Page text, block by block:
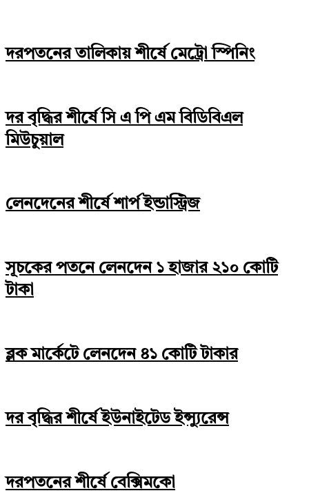
দরপতনের তালিকায় শীর্ষে মেট্রো স্পিনিং
দর বৃদ্ধির শীর্ষে সি এ পি এম বিডিবিএল
মিউচুয়াল
লেনদেনের শীর্ষে শার্প ইন্ডাস্ট্রিজ
সূচকের পতনে লেনদেন ১ হাজার ২১০ কোটি
টাকা
ব্লক মার্কেটে লেনদেন ৪১ কোটি টাকার
দর বৃদ্ধির শীর্ষে ইউনাইটেড ইন্স্যুরেন্স
দরপতনের শীর্ষে বেক্সিমকো